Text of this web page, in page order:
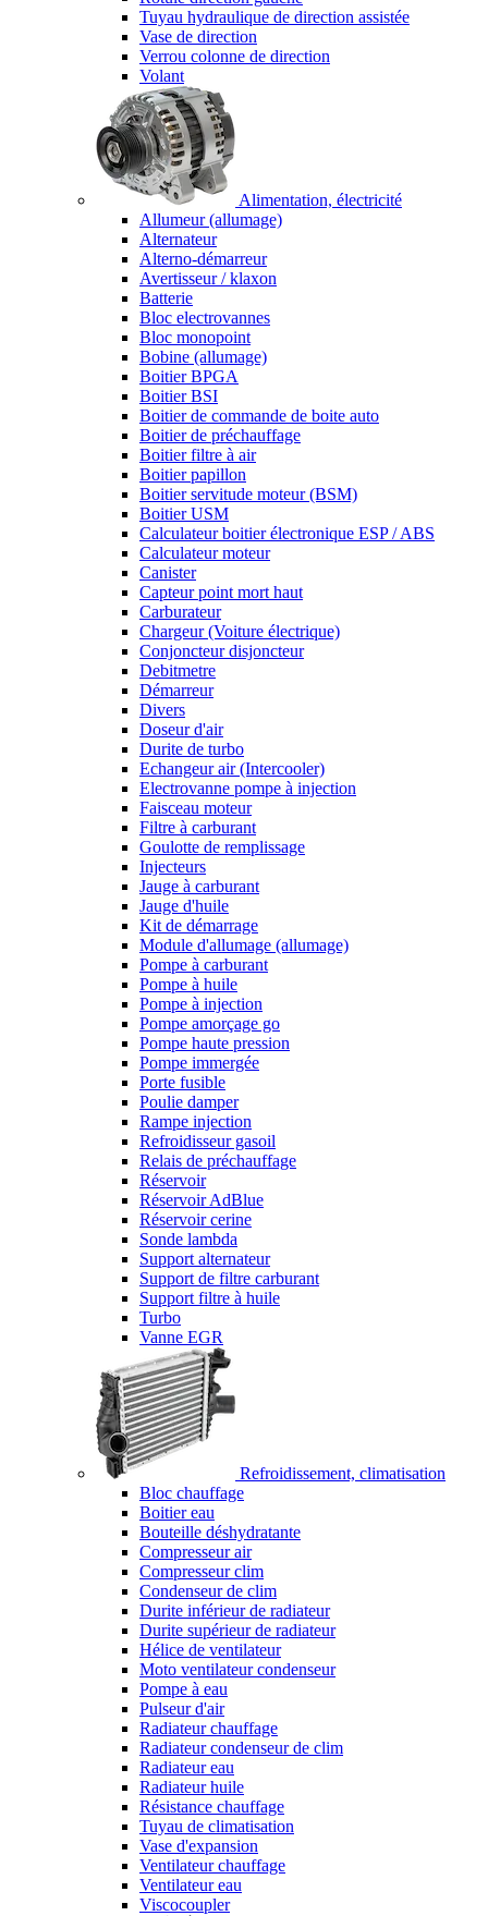
Tuyau hydraulique de direction assistée
Vase de direction
Verrou colonne de direction
Volant
Alimentation, électricité
Allumeur (allumage)
Alternateur
Alterno-démarreur
Avertisseur / klaxon
Batterie
Bloc electrovannes
Bloc monopoint
Bobine (allumage)
Boitier BPGA
Boitier BSI
Boitier de commande de boite auto
Boitier de préchauffage
Boitier filtre à air
Boitier papillon
Boitier servitude moteur (BSM)
Boitier USM
Calculateur boitier électronique ESP / ABS
Calculateur moteur
Canister
Capteur point mort haut
Carburateur
Chargeur (Voiture électrique)
Conjoncteur disjoncteur
Debitmetre
Démarreur
Divers
Doseur d'air
Durite de turbo
Echangeur air (Intercooler)
Electrovanne pompe à injection
Faisceau moteur
Filtre à carburant
Goulotte de remplissage
Injecteurs
Jauge à carburant
Jauge d'huile
Kit de démarrage
Module d'allumage (allumage)
Pompe à carburant
Pompe à huile
Pompe à injection
Pompe amorçage go
Pompe haute pression
Pompe immergée
Porte fusible
Poulie damper
Rampe injection
Refroidisseur gasoil
Relais de préchauffage
Réservoir
Réservoir AdBlue
Réservoir cerine
Sonde lambda
Support alternateur
Support de filtre carburant
Support filtre à huile
Turbo
Vanne EGR
Refroidissement, climatisation
Bloc chauffage
Boitier eau
Bouteille déshydratante
Compresseur air
Compresseur clim
Condenseur de clim
Durite inférieur de radiateur
Durite supérieur de radiateur
Hélice de ventilateur
Moto ventilateur condenseur
Pompe à eau
Pulseur d'air
Radiateur chauffage
Radiateur condenseur de clim
Radiateur eau
Radiateur huile
Résistance chauffage
Tuyau de climatisation
Vase d'expansion
Ventilateur chauffage
Ventilateur eau
Viscocoupler